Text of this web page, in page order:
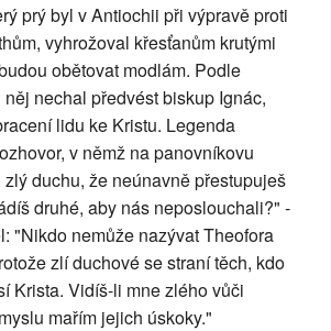
prý byl v Antiochii při výpravě proti
vyhrožoval křesťanům krutými
obětovat modlám. Podle
nechal předvést biskup Ignác,
lidu ke Kristu. Legenda
v němž na panovníkovu
duchu, že neúnavně přestupuješ
druhé, aby nás neposlouchali?" -
"Nikdo nemůže nazývat Theofora
zlí duchové se straní těch, kdo
Krista. Vidíš-li mne zlého vůči
mařím jejich úskoky."